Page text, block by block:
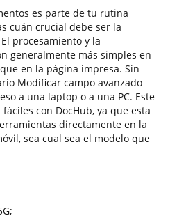
es parte de tu rutina
cuán crucial debe ser la
procesamiento y la
generalmente más simples en
en la página impresa. Sin
Modificar campo avanzado
a una laptop o a una PC. Este
con DocHub, ya que esta
directamente en la
sea cual sea el modelo que